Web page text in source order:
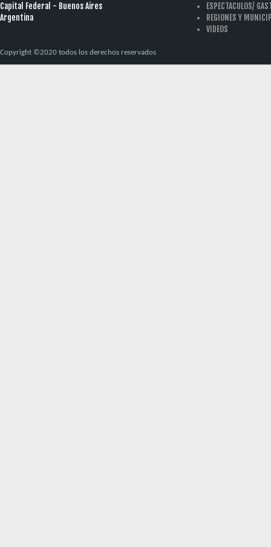
Capital Federal - Buenos Aires
Argentina
ESPECTACULOS/
REGIONES Y
VIDEOS
Copyright ©2020 todos los derechos reservados